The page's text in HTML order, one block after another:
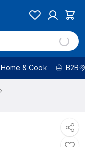
Home & Cook B2B